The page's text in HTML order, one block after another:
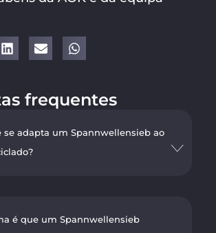
frequentes
se adapta um Spannwellensieb ao
é que um Spannwellensieb